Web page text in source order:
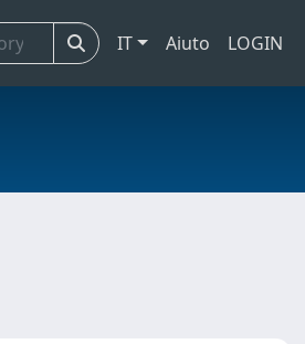
IT Aiuto LOGIN